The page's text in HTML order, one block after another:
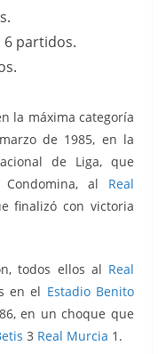
6 partidos.
la máxima categoría
de 1985, en la
de Liga, que
al Real
finalizó con victoria
todos ellos al Real
en el Estadio Benito
en un choque que
3 Real Murcia 1.